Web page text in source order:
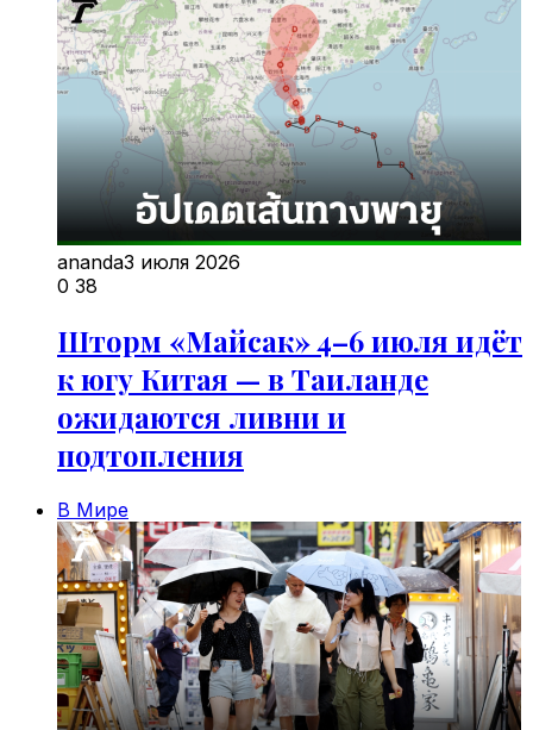
ananda3 июля 2026
0 38
Шторм «Майсак» 4–6 июля идёт
к югу Китая — в Таиланде
ожидаются ливни и
подтопления
В Мире